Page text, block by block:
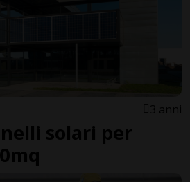
3 anni
solari per